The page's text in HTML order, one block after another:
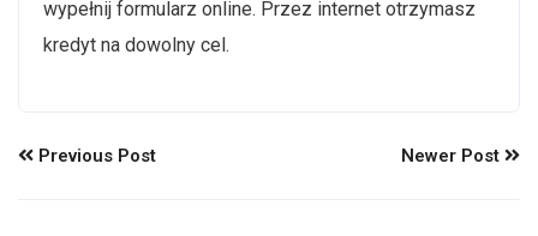
wypełnij formularz online. Przez internet otrzymasz
kredyt na dowolny cel.
Previous Post Newer Post